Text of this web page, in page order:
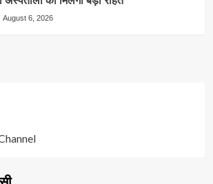
August 6, 2026